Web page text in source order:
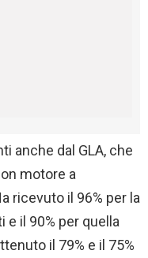
anche dal GLA, che
motore a
ricevuto il 96% per la
il 90% per quella
il 79% e il 75%